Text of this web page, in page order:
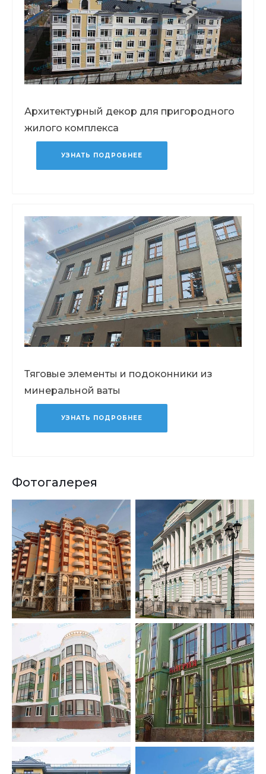
Архитектурный декор для пригородного
жилого комплекса
УЗНАТЬ ПОДРОБНЕЕ
Тяговые элементы и подоконники из
минеральной ваты
УЗНАТЬ ПОДРОБНЕЕ
Фотогалерея